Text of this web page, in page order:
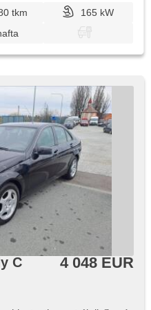
tkm
165 kW
C 4 048 EUR